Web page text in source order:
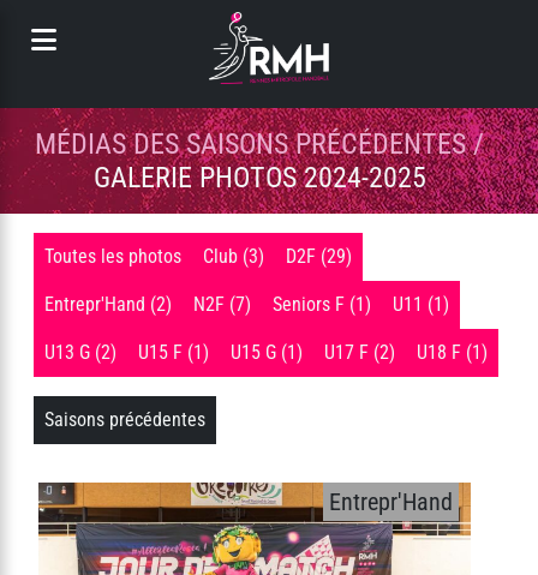
MÉDIAS DES SAISONS PRÉCÉDENTES /
GALERIE PHOTOS 2024-2025
Toutes les photos Club (3) D2F (29)
Entrepr'Hand (2) N2F (7) Seniors F (1) U11 (1)
U13 G (2) U15 F (1) U15 G (1) U17 F (2) U18 F (1)
Saisons précédentes
Entrepr'Hand
Panneau de gestion des cookies